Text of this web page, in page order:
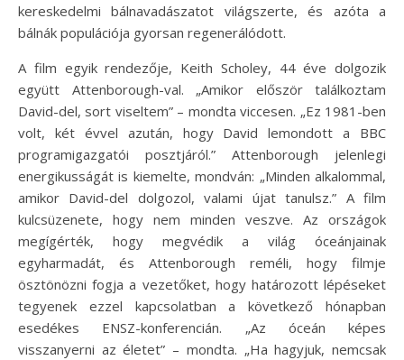
kereskedelmi bálnavadászatot világszerte, és azóta a
bálnák populációja gyorsan regenerálódott.
A film egyik rendezője, Keith Scholey, 44 éve dolgozik
együtt Attenborough-val. „Amikor először találkoztam
David-del, sort viseltem” – mondta viccesen. „Ez 1981-ben
volt, két évvel azután, hogy David lemondott a BBC
programigazgatói posztjáról.” Attenborough jelenlegi
energikusságát is kiemelte, mondván: „Minden alkalommal,
amikor David-del dolgozol, valami újat tanulsz.” A film
kulcsüzenete, hogy nem minden veszve. Az országok
megígérték, hogy megvédik a világ óceánjainak
egyharmadát, és Attenborough reméli, hogy filmje
ösztönözni fogja a vezetőket, hogy határozott lépéseket
tegyenek ezzel kapcsolatban a következő hónapban
esedékes ENSZ-konferencián. „Az óceán képes
visszanyerni az életet” – mondta. „Ha hagyjuk, nemcsak